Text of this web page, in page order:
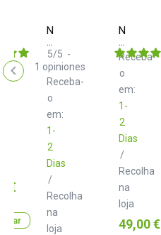
€
Neo
USB
Class
B
1.0
m
Receba-
o
em:
1-
2
Dias
/
Recolha
na
loja
5/5 -
1 opiniones
Neo
TS
Class
B
3.0
Receba-
o
em:
1-
2
Dias
/
Recolha
na
loja
Preço
49,00 €